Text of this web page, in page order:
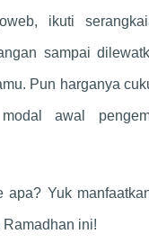
ikuti
sampai
Pun harganya
awal
apa? Yuk
Ramadhan ini!